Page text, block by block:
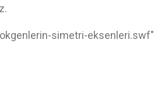
simetri-eksenleri.swf"